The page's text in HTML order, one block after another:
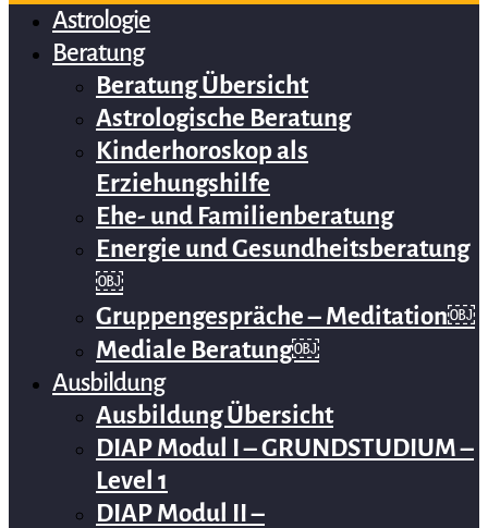
Astrologie
Beratung
Beratung Übersicht
Astrologische Beratung
Kinderhoroskop als
Erziehungshilfe
Ehe- und Familienberatung
Energie und Gesundheitsberatung
￼
Gruppengespräche – Meditation￼
Mediale Beratung￼
Ausbildung
Ausbildung Übersicht
DIAP Modul I – GRUNDSTUDIUM –
Level 1
DIAP Modul II –